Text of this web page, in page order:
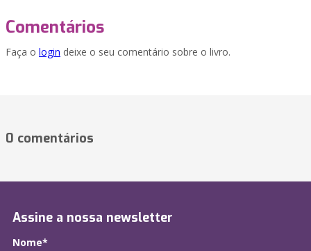
Comentários
Faça o login deixe o seu comentário sobre o livro.
0 comentários
Assine a nossa newsletter
Nome*